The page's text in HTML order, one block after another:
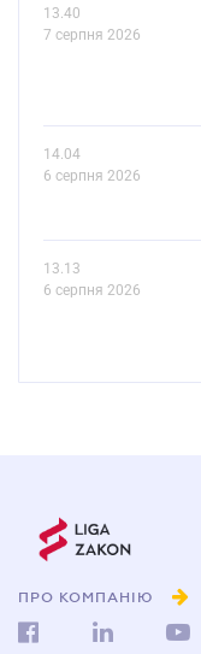
13.40
7 серпня 2026
14.04
6 серпня 2026
13.13
6 серпня 2026
ПРО КОМПАНІЮ